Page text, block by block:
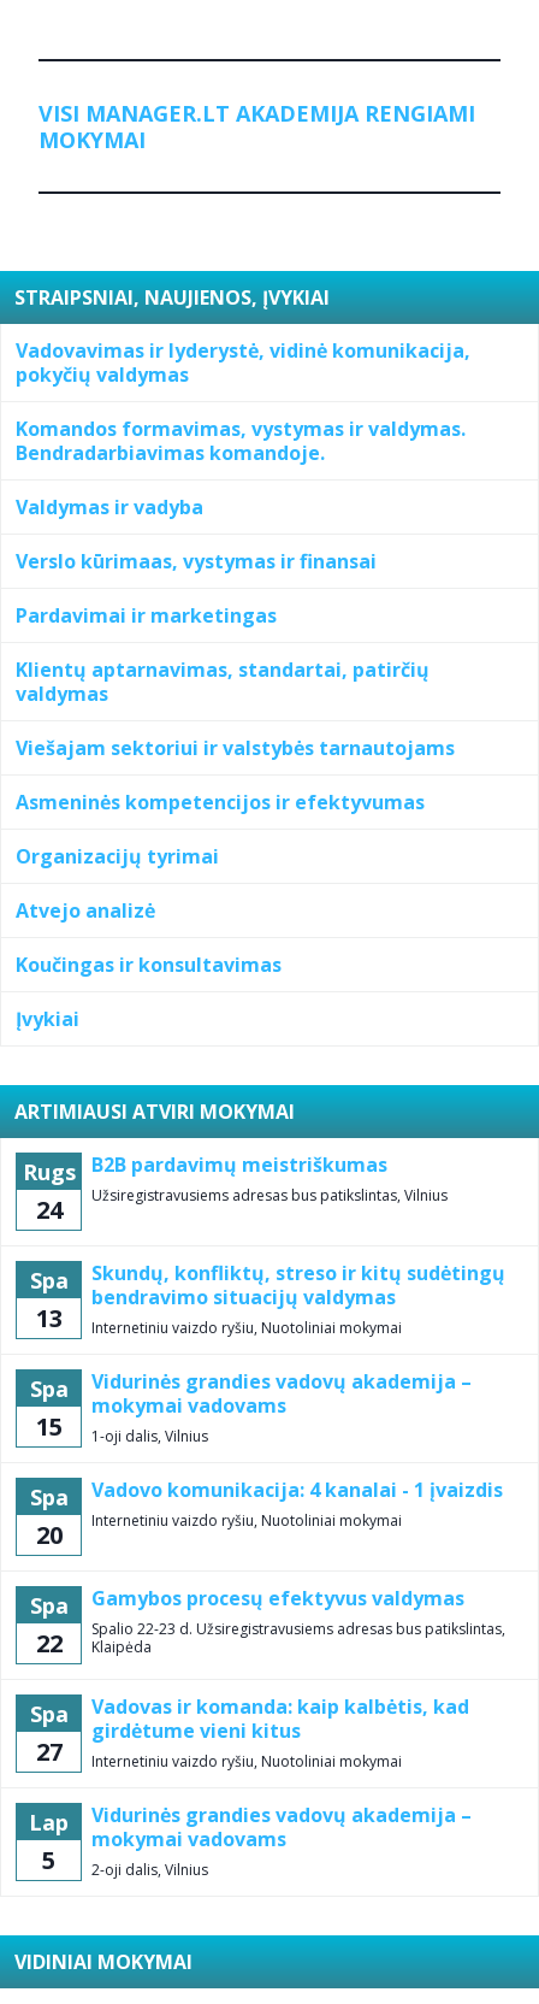
STRAIPSNIAI, NAUJIENOS, ĮVYKIAI
Vadovavimas ir lyderystė, vidinė komunikacija,
pokyčių valdymas
Komandos formavimas, vystymas ir valdymas.
Bendradarbiavimas komandoje.
Valdymas ir vadyba
Verslo kūrimaas, vystymas ir finansai
Pardavimai ir marketingas
Klientų aptarnavimas, standartai, patirčių
valdymas
Viešajam sektoriui ir valstybės tarnautojams
Asmeninės kompetencijos ir efektyvumas
Organizacijų tyrimai
Atvejo analizė
Koučingas ir konsultavimas
Įvykiai
VISI MANAGER.LT AKADEMIJA RENGIAMI
MOKYMAI
ARTIMIAUSI ATVIRI MOKYMAI
Rugs
24
B2B pardavimų meistriškumas
Užsiregistravusiems adresas bus patikslintas, Vilnius
Spa
13
Skundų, konfliktų, streso ir kitų sudėtingų
bendravimo situacijų valdymas
Internetiniu vaizdo ryšiu, Nuotoliniai mokymai
Spa
15
Vidurinės grandies vadovų akademija –
mokymai vadovams
1-oji dalis, Vilnius
Spa
20
Vadovo komunikacija: 4 kanalai - 1 įvaizdis
Internetiniu vaizdo ryšiu, Nuotoliniai mokymai
Spa
22
Gamybos procesų efektyvus valdymas
Spalio 22-23 d. Užsiregistravusiems adresas bus patikslintas,
Klaipėda
Spa
27
Vadovas ir komanda: kaip kalbėtis, kad
girdėtume vieni kitus
Internetiniu vaizdo ryšiu, Nuotoliniai mokymai
Lap
5
Vidurinės grandies vadovų akademija –
mokymai vadovams
2-oji dalis, Vilnius
VIDINIAI MOKYMAI